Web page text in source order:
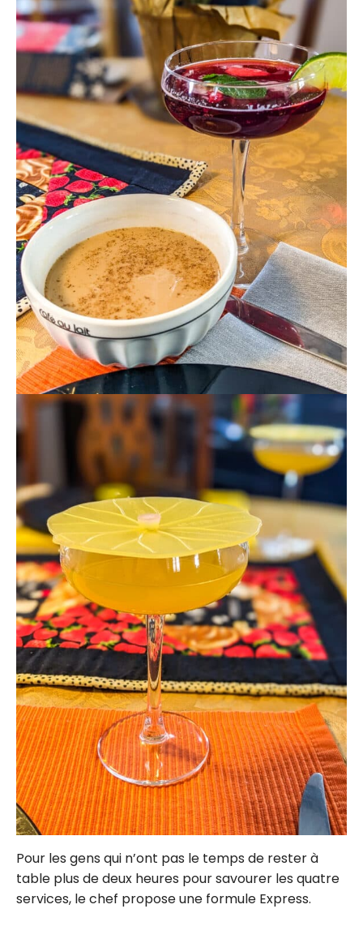
Pour les gens qui n’ont pas le temps de rester à
table plus de deux heures pour savourer les quatre
services, le chef propose une formule Express.